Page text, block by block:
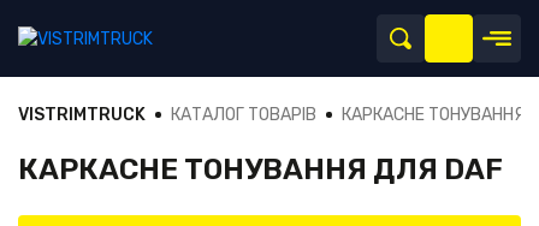
VISTRIMTRUCK КАТАЛОГ ТОВАРІВ КАРКАСНЕ ТОНУВАННЯ
КАРКАСНЕ ТОНУВАННЯ ДЛЯ DAF